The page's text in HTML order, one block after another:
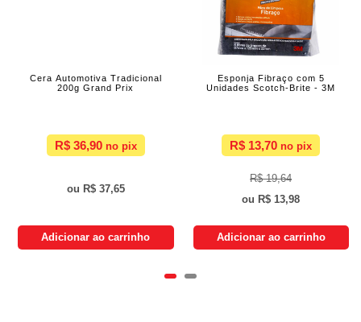
Cera Automotiva Tradicional
200g Grand Prix
R$ 36,90
R$ 37,65
Adicionar ao carrinho
Esponja Fibraço com 5
Unidades Scotch-Brite - 3M
R$ 13,70
R$ 19,64
R$ 13,98
Adicionar ao carrinho